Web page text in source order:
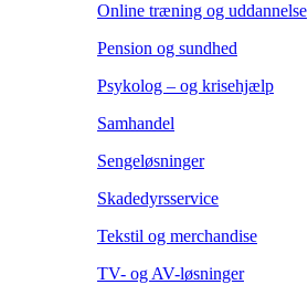
Online træning og uddannelse
Pension og sundhed
Psykolog – og krisehjælp
Samhandel
Sengeløsninger
Skadedyrsservice
Tekstil og merchandise
TV- og AV-løsninger